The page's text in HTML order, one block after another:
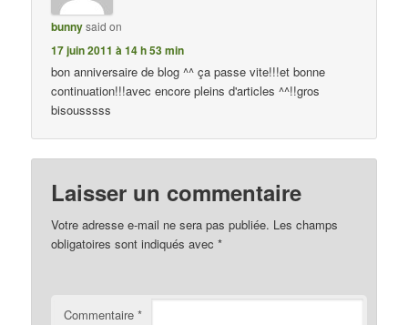
bunnysaid on
17 juin 2011 à 14 h 53 min
bon anniversaire de blog ^^ ça passe vite!!!et bonne
continuation!!!avec encore pleins d'articles ^^!!gros
bisousssss
Laisser un commentaire
Votre adresse e-mail ne sera pas publiée. Les champs
obligatoires sont indiqués avec*
Commentaire*